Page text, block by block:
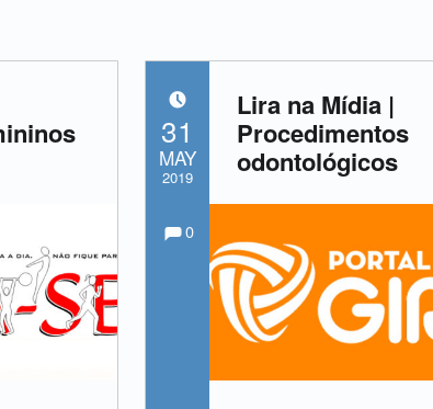
Lira na Mídia |
Procedimentos
odontológicos
POSTED ON:
31
MAY
2019
Written by: 0